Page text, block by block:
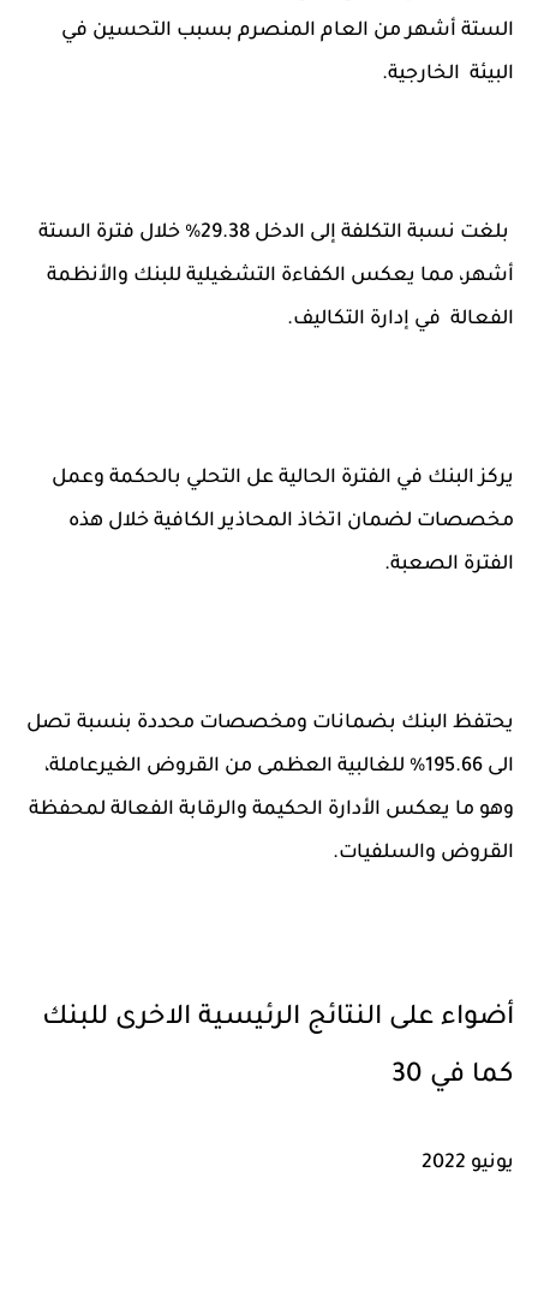
الستة أشهر من العام المنصرم بسبب التحسين في
البيئة الخارجية.
بلغت نسبة التكلفة إلى الدخل 29.38% خلال فترة الستة
أشهر، مما يعكس الكفاءة التشغيلية للبنك والأنظمة
الفعالة في إدارة التكاليف.
يركز البنك في الفترة الحالية عل التحلي بالحكمة وعمل
مخصصات لضمان اتخاذ المحاذير الكافية خلال هذه
الفترة الصعبة.
يحتفظ البنك بضمانات ومخصصات محددة بنسبة تصل
الى 195.66% للغالبية العظمى من القروض الغيرعاملة،
وهو ما يعكس الأدارة الحكيمة والرقابة الفعالة لمحفظة
القروض والسلفيات.
أضواء على النتائج الرئيسية الاخرى للبنك
كما في 30
يونيو 2022